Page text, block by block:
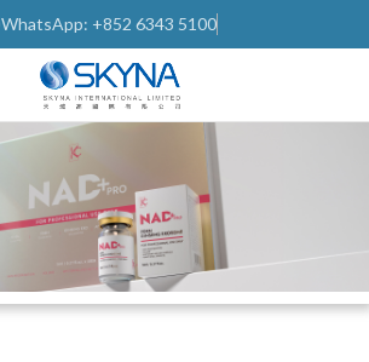
WhatsApp: +852 6343 5100